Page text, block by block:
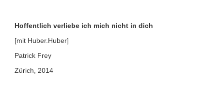
Hoffentlich verliebe ich mich nicht in dich
[mit Huber.Huber]
Patrick Frey
Zürich, 2014